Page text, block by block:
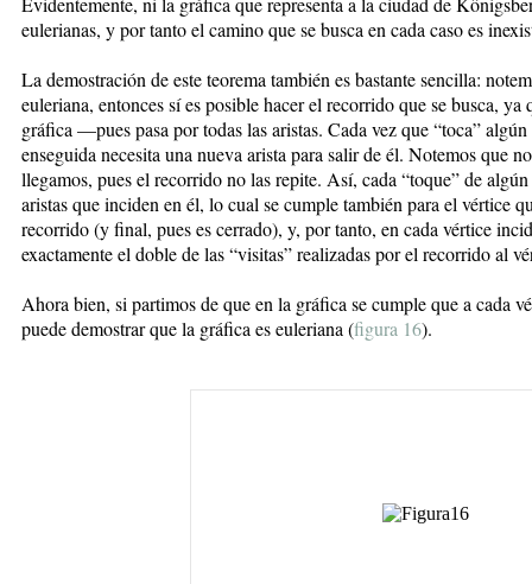
eulerianas, y por tanto el camino que se busca en cada caso es
La demostración de este teorema también es bastante sencilla:
euleriana, entonces sí es posible hacer el recorrido que se busca, ya
gráfica —pues pasa por todas las aristas. Cada vez que “toca”
enseguida necesita una nueva arista para salir de él. Notemos que
llegamos, pues el recorrido no las repite. Así, cada “toque” de
aristas que inciden en él, lo cual se cumple también para el vértice
recorrido (y final, pues es cerrado), y, por tanto, en cada vértice
exactamente el doble de las “visitas” realizadas por el recorrido al
Ahora bien, si partimos de que en la gráfica se cumple que a cada
puede demostrar que la gráfica es euleriana (figura 16).